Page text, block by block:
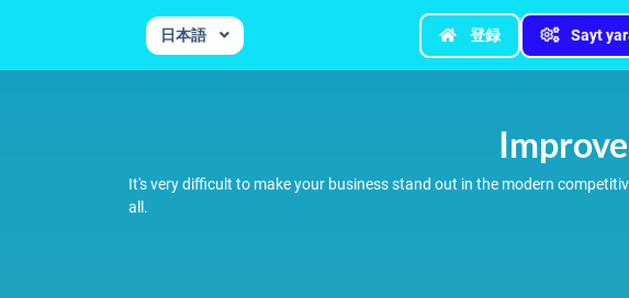
日本語 登録 Sayt
It's very difficult to make your business stand out in the modern
all.